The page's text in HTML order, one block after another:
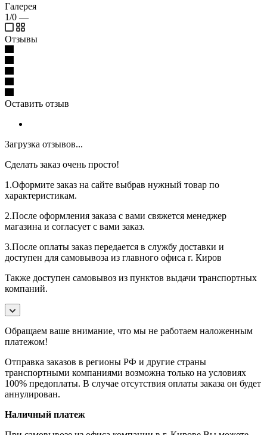
Галерея
1/0 —
Отзывы
Оставить отзыв
Загрузка отзывов...
Сделать заказ очень просто!
1.Оформите заказ на сайте выбрав нужный товар по
характеристикам.
2.После оформления заказа с вами свяжется менеджер
магазина и согласует с вами заказ.
3.После оплаты заказ передается в службу доставки и
доступен для самовывоза из главного офиса г. Киров
Также доступен самовывоз из пунктов выдачи транспортных
компаний.
Обращаем ваше внимание, что мы не работаем наложенным
платежом!
Отправка заказов в регионы РФ и другие страны
транспортными компаниями возможна только на условиях
100% предоплаты. В случае отсутствия оплаты заказа он будет
аннулирован.
Наличный платеж